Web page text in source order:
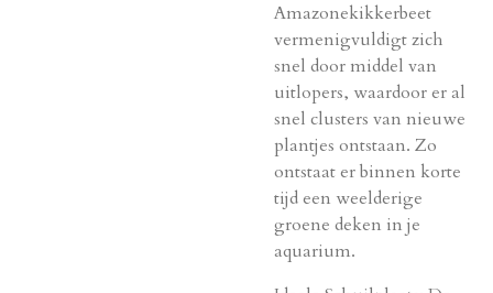
Amazonekikkerbeet
vermenigvuldigt zich
snel door middel van
uitlopers, waardoor er al
snel clusters van nieuwe
plantjes ontstaan. Zo
ontstaat er binnen korte
tijd een weelderige
groene deken in je
aquarium.